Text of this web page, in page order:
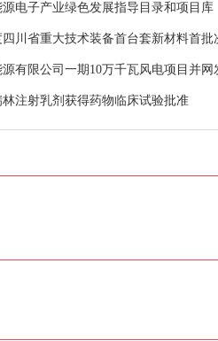
电子产业绿色发展指导目录和项目库
川省重大技术装备首台套新材料首
有限公司一期10万千瓦风电项目并网
注射乳剂获得药物临床试验批准